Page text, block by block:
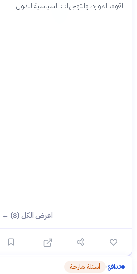
القوة، الموارد، والتوجهات السياسية للدول.
اعرض الكل (8) ←
تدافع› أسئلة شارحة